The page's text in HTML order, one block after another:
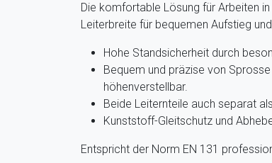
Die komfortable Lösung für Arbeiten
Leiterbreite für bequemen Aufstieg
Hohe Standsicherheit durch
Bequem und präzise von
höhenverstellbar.
Beide Leiternteile auch separat
Kunststoff-Gleitschutz und
Entspricht der Norm EN 131